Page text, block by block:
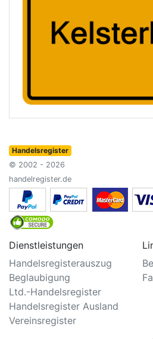
Handelsregister
© 2002 - 2026
handelregister.de
Dienstleistungen
Handelsregisterauszug
Beglaubigung
Ltd.-Handelsregister
Handelsregister Ausland
Vereinsregister